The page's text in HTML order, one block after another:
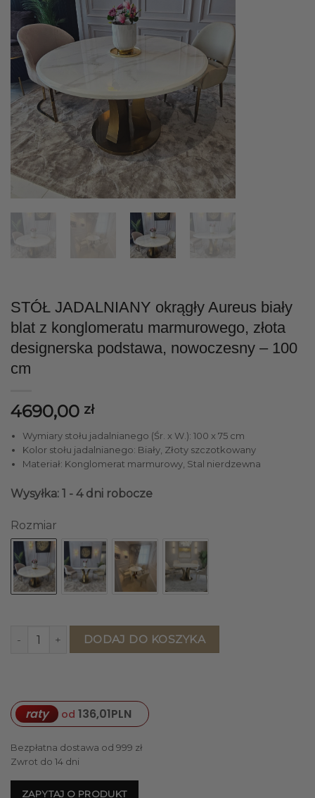
STÓŁ JADALNIANY okrągły Aureus biały
blat z konglomeratu marmurowego, złota
designerska podstawa, nowoczesny – 100
cm
4690,00 zł
Wymiary stołu jadalnianego (Śr. x W.): 100 x 75 cm
Kolor stołu jadalnianego: Biały, Złoty szczotkowany
Materiał: Konglomerat marmurowy, Stal nierdzewna
Wysyłka: 1 - 4 dni robocze
Rozmiar
ilość STÓŁ JADALNIANY okrągły Aureus biały blat z
DODAJ DO KOSZYKA
raty od 136,01PLN
Bezpłatna dostawa od 999 zł
Zwrot do 14 dni
ZAPYTAJ O PRODUKT